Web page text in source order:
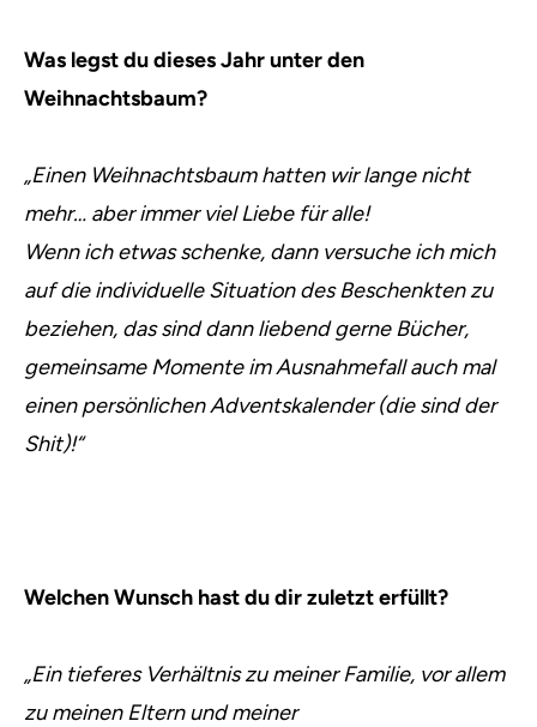
Was legst du dieses Jahr unter den
Weihnachtsbaum?
„Einen Weihnachtsbaum hatten wir lange nicht
mehr… aber immer viel Liebe für alle!
Wenn ich etwas schenke, dann versuche ich mich
auf die individuelle Situation des Beschenkten zu
beziehen, das sind dann liebend gerne Bücher,
gemeinsame Momente im Ausnahmefall auch mal
einen persönlichen Adventskalender (die sind der
Shit)!“
Welchen Wunsch hast du dir zuletzt erfüllt?
„Ein tieferes Verhältnis zu meiner Familie, vor allem
zu meinen Eltern und meiner